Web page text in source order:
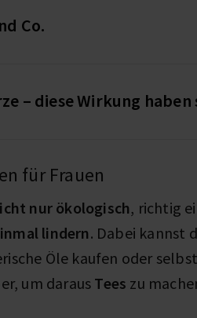
Co.
– diese Wirkung haben
für Frauen
nur ökologisch, richtig
lindern. Dabei kannst
Öle kaufen oder
um daraus Tees zu